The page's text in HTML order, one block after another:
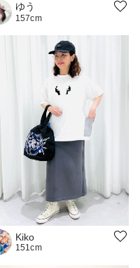
ゆう
157cm
Kiko
151cm